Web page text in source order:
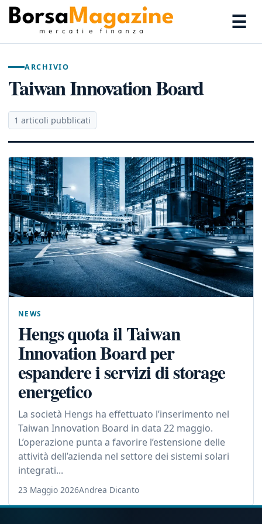
☰
ARCHIVIO
Taiwan Innovation Board
1 articoli pubblicati
NEWS
Hengs quota il Taiwan
Innovation Board per
espandere i servizi di storage
energetico
La società Hengs ha effettuato l’inserimento nel
Taiwan Innovation Board in data 22 maggio.
L’operazione punta a favorire l’estensione delle
attività dell’azienda nel settore dei sistemi solari
integrati...
23 Maggio 2026Andrea Dicanto